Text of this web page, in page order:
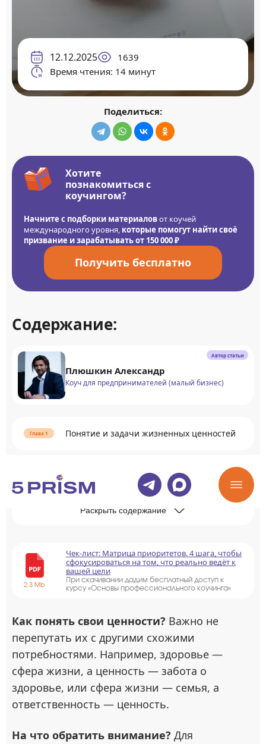
12.12.2025
1639
Время чтения: 14 минут
Поделиться:
Хотите
познакомиться с
коучингом?
Начните с подборки материаловот коучей
международного уровня, которые помогут найти своё
призвание и зарабатывать от 150 000 ₽
Получить бесплатно
Содержание:
Автор статьи
Плюшкин Александр
Коуч для предпринимателей (малый бизнес)
Понятие и задачи жизненных ценностей
Как понять свои ценности
Раскрыть содержание
2.3 Mb
Чек-лист: Матрица приоритетов. 4 шага, чтобы
сфокусироваться на том, что реально ведёт к
вашей цели
При скачивании дадим бесплатный доступ к
курсу «Основы профессионального коучинга»
Как понять свои ценности? Важно не
перепутать их с другими схожими
потребностями. Например, здоровье —
сфера жизни, а ценность — забота о
здоровье, или сфера жизни — семья, а
ответственность — ценность.
На что обратить внимание? Для